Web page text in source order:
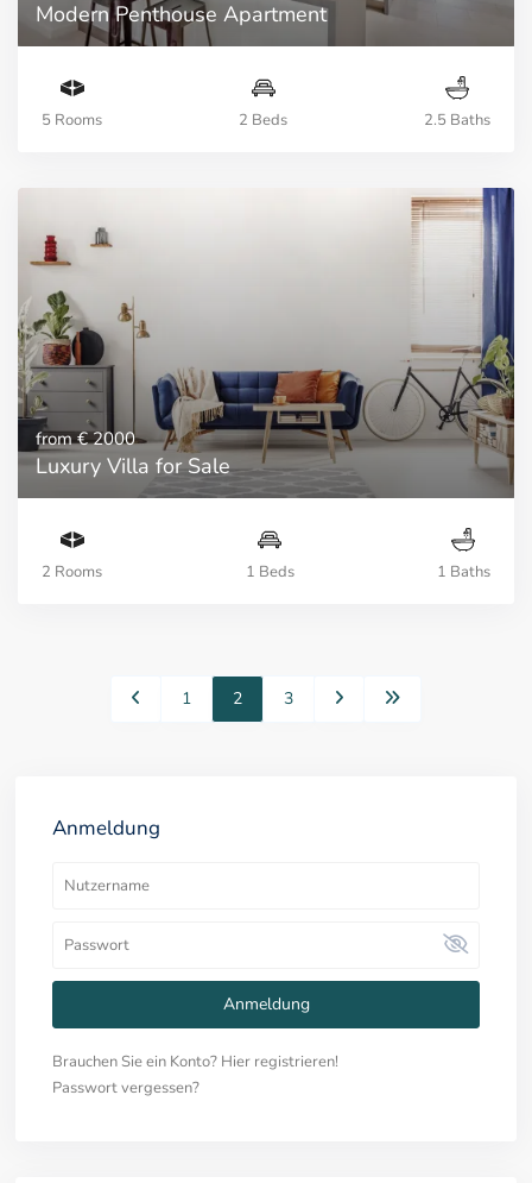
Modern Penthouse Apartment
5 Rooms 2 Beds 2.5 Baths
from€ 2000
Luxury Villa for Sale
2 Rooms 1 Beds 1 Baths
1 2 3
Anmeldung
Anmeldung
Brauchen Sie ein Konto? Hier registrieren!
Passwort vergessen?